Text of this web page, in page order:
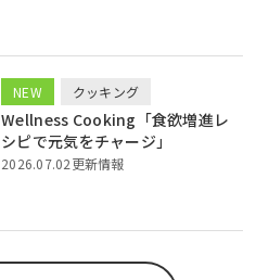
NEW クッキング
Wellness Cooking「食欲増進レ
シピで元気をチャージ」
2026.07.02更新情報